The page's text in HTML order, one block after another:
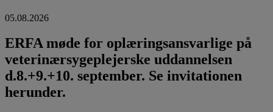
05.08.2026
ERFA møde for oplæringsansvarlige på
veterinærsygeplejerske uddannelsen
d.8.+9.+10. september. Se invitationen
herunder.